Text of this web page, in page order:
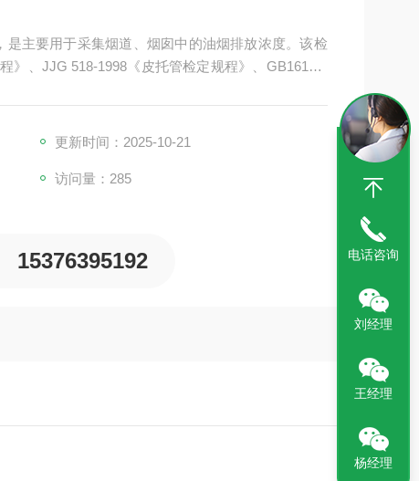
是主要用于采集烟道、烟囱中的油烟排放浓度。该检
》、JJG 518-1998《皮托管检定规程》、GB16157-
更新时间：2025-10-21
访问量：285
15376395192 电话咨询
刘经理
王经理
杨经理